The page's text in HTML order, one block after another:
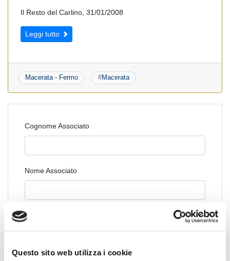
Questo sito web utilizza i cookie
Il Resto del Carlino, 31/01/2008
Leggi tutto
Macerata - Fermo #Macerata
Cognome Associato
Nome Associato
Codice Associato FIAP